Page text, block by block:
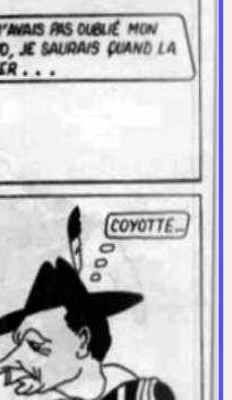
Sfer
18 RI